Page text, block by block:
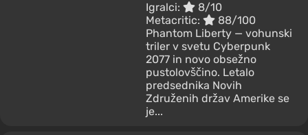
Igralci:
8/10
Metacritic:
88/100
Phantom Liberty — vohunski
triler v svetu Cyberpunk
2077 in novo obsežno
pustolovščino. Letalo
predsednika Novih
Združenih držav Amerike se
je...